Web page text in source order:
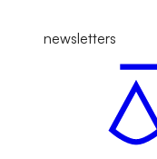
newsletters